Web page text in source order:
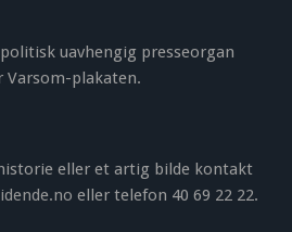
uavhengig presseorgan
plakaten.
eller et artig bilde kontakt
eller telefon 40 69 22 22.